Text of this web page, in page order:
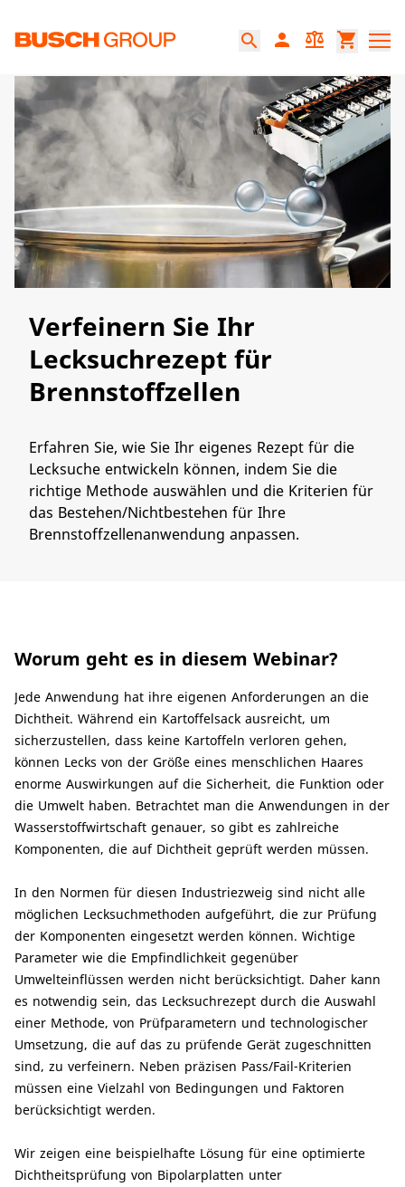
search person balance shopping_cart
​Verfeinern Sie Ihr
Lecksuchrezept für
Brennstoffzellen
​Erfahren Sie, wie Sie Ihr eigenes Rezept für die
Lecksuche entwickeln können, indem Sie die
richtige Methode auswählen und die Kriterien für
das Bestehen/Nichtbestehen für Ihre
Brennstoffzellenanwendung anpassen.​
Worum geht es in diesem Webinar?
​Jede Anwendung hat ihre eigenen Anforderungen an die
Dichtheit. Während ein Kartoffelsack ausreicht, um
sicherzustellen, dass keine Kartoffeln verloren gehen,
können Lecks von der Größe eines menschlichen Haares
enorme Auswirkungen auf die Sicherheit, die Funktion oder
die Umwelt haben. Betrachtet man die Anwendungen in der
Wasserstoffwirtschaft genauer, so gibt es zahlreiche
Komponenten, die auf Dichtheit geprüft werden müssen.
In den Normen für diesen Industriezweig sind nicht alle
möglichen Lecksuchmethoden aufgeführt, die zur Prüfung
der Komponenten eingesetzt werden können. Wichtige
Parameter wie die Empfindlichkeit gegenüber
Umwelteinflüssen werden nicht berücksichtigt. Daher kann
es notwendig sein, das Lecksuchrezept durch die Auswahl
einer Methode, von Prüfparametern und technologischer
Umsetzung, die auf das zu prüfende Gerät zugeschnitten
sind, zu verfeinern. Neben präzisen Pass/Fail-Kriterien
müssen eine Vielzahl von Bedingungen und Faktoren
berücksichtigt werden.
Wir zeigen eine beispielhafte Lösung für eine optimierte
Dichtheitsprüfung von Bipolarplatten unter